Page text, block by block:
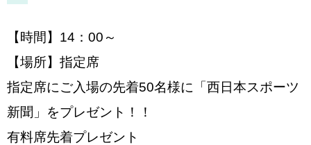
【時間】14：00～
【場所】指定席
指定席にご入場の先着50名様に「西日本スポーツ
新聞」をプレゼント！！
有料席先着プレゼント